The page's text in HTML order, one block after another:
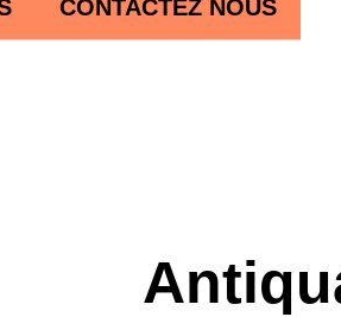
CONTACTEZ NOUS